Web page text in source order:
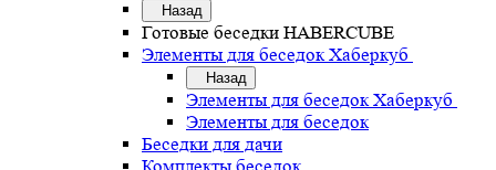
Назад
Готовые беседки HABERCUBE
Элементы для беседок Хаберкуб
Назад
Элементы для беседок Хаберкуб
Элементы для беседок
Беседки для дачи